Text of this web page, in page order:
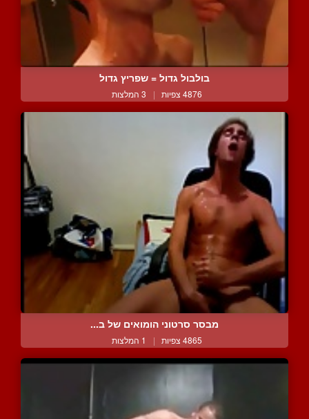
בולבול גדול = שפריץ גדול
4876 צפיות | 3 המלצות
מבסר סרטוני הומואים של ב...
4865 צפיות | 1 המלצות